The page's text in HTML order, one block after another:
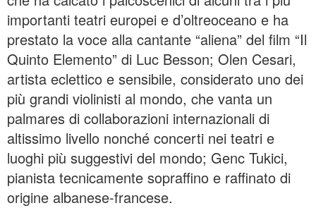
importanti teatri europei e d’oltreoceano e ha
prestato la voce alla cantante “aliena” del film “Il
Quinto Elemento” di Luc Besson; Olen Cesari,
artista eclettico e sensibile, considerato uno dei
più grandi violinisti al mondo, che vanta un
palmares di collaborazioni internazionali di
altissimo livello nonché concerti nei teatri e
luoghi più suggestivi del mondo; Genc Tukici,
pianista tecnicamente sopraffino e raffinato di
origine albanese-francese.